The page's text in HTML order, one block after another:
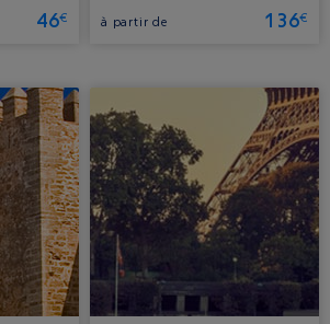
46€ à partir de 136€